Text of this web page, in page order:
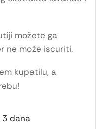
možete ga
ne može iscuriti.
kupatilu, a
dana